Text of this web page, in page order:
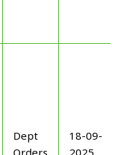
Dept
18-09-